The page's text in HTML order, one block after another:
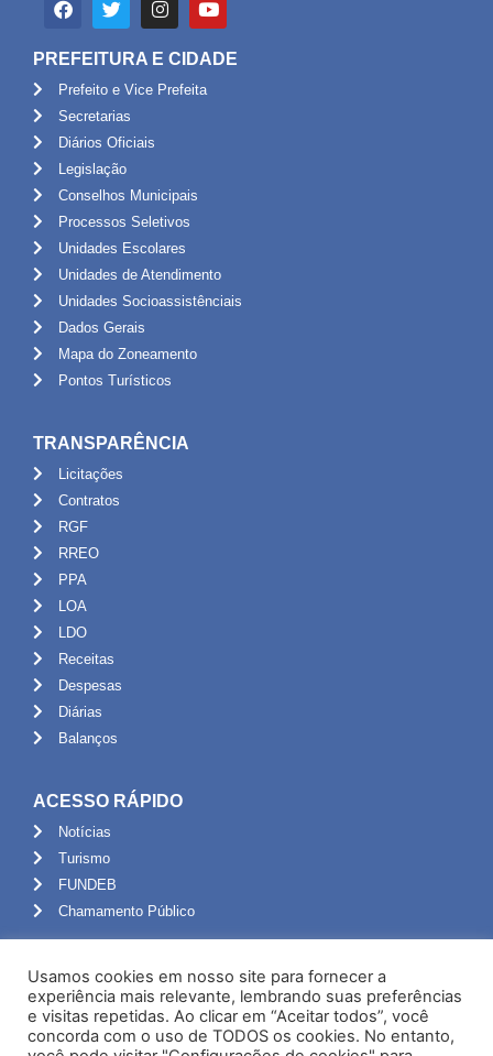
PREFEITURA E CIDADE
Prefeito e Vice Prefeita
Secretarias
Diários Oficiais
Legislação
Conselhos Municipais
Processos Seletivos
Unidades Escolares
Unidades de Atendimento
Unidades Socioassistênciais
Dados Gerais
Mapa do Zoneamento
Pontos Turísticos
TRANSPARÊNCIA
Licitações
Contratos
RGF
RREO
PPA
LOA
LDO
Receitas
Despesas
Diárias
Balanços
ACESSO RÁPIDO
Notícias
Turismo
FUNDEB
Chamamento Público
Portal do Servidor
Webmail
Administração
Usamos cookies em nosso site para fornecer a
experiência mais relevante, lembrando suas preferências
e visitas repetidas. Ao clicar em “Aceitar todos”, você
concorda com o uso de TODOS os cookies. No entanto,